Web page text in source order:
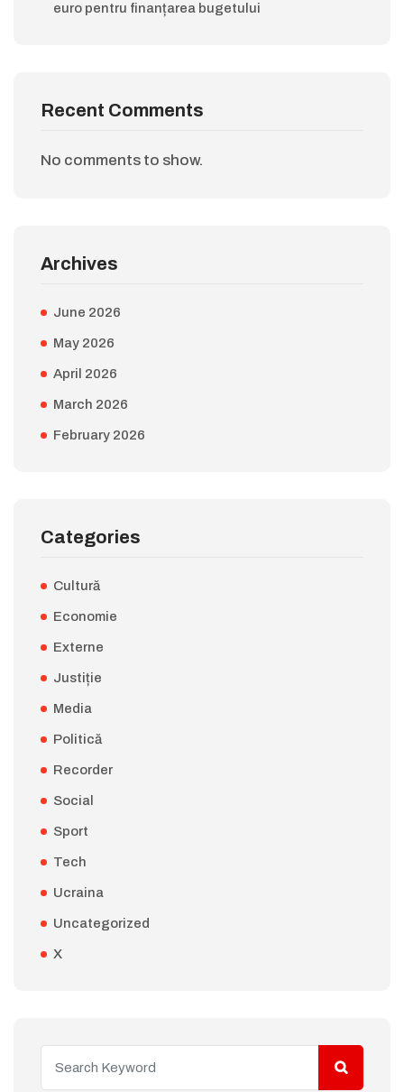
euro pentru finanțarea bugetului
Recent Comments
No comments to show.
Archives
June 2026
May 2026
April 2026
March 2026
February 2026
Categories
Cultură
Economie
Externe
Justiție
Media
Politică
Recorder
Social
Sport
Tech
Ucraina
Uncategorized
X